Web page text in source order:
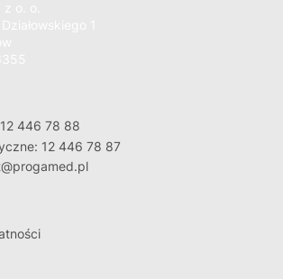
446 78 88
12 446 78 87